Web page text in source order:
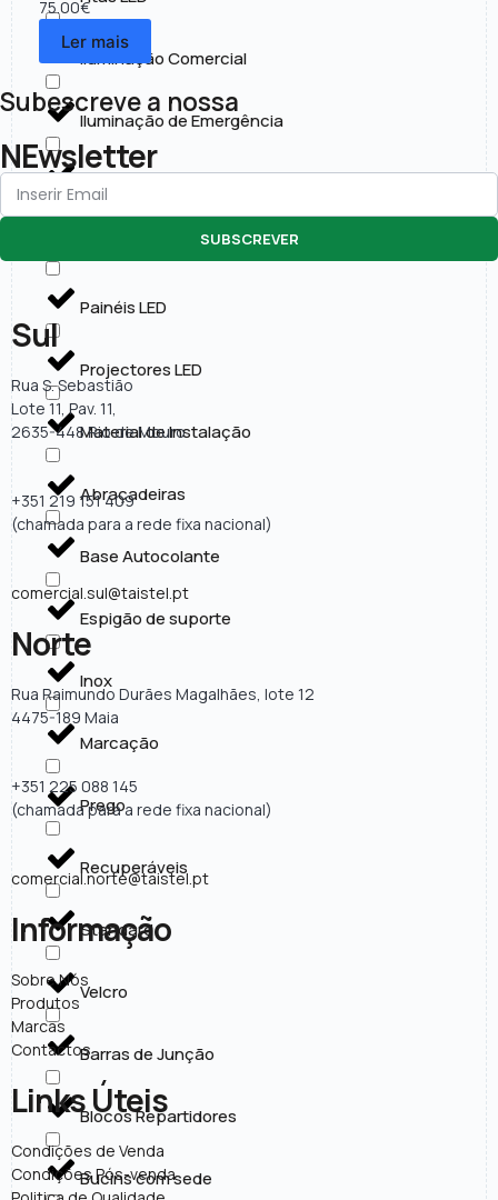
Iluminação Comercial
Iluminação de Emergência
Iluminação Exterior
Painéis LED
Projectores LED
Material de Instalação
Abraçadeiras
Base Autocolante
Espigão de suporte
Inox
Marcação
Prego
Recuperáveis
Standard
Velcro
Barras de Junção
Blocos Repartidores
Bucins com sede
75.00€
Ler mais
Subescreve a nossa
NEwsletter
SUBSCREVER
Sul
Rua S. Sebastião
Lote 11, Pav. 11,
2635-448 Rio de Mouro
+351 219 151 409
(chamada para a rede fixa nacional)
comercial.sul@taistel.pt
Norte
Rua Raimundo Durães Magalhães, lote 12
4475-189 Maia
+351 225 088 145
(chamada para a rede fixa nacional)
comercial.norte@taistel.pt
Informação
Sobre Nós
Produtos
Marcas
Contactos
Links Úteis
Condições de Venda
Condições Pós-venda